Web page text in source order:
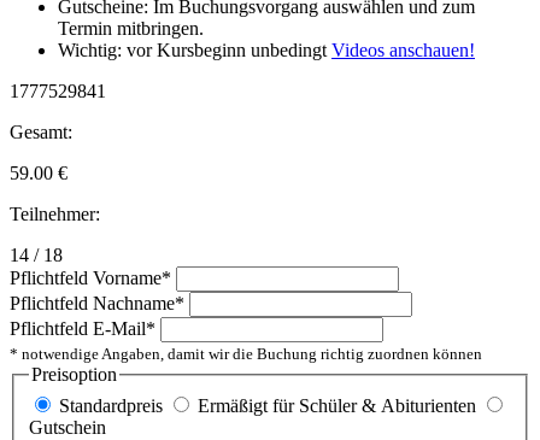
Gutscheine: Im Buchungsvorgang auswählen und zum
Termin mitbringen.
Wichtig: vor Kursbeginn unbedingtVideos anschauen!
1777529841
Gesamt:
59.00 €
Teilnehmer:
14 / 18
Pflichtfeld Vorname*
Pflichtfeld Nachname*
Pflichtfeld E-Mail*
* notwendige Angaben, damit wir die Buchung richtig zuordnen können
Preisoption
Standardpreis
Ermäßigt für Schüler & Abiturienten
Gutschein